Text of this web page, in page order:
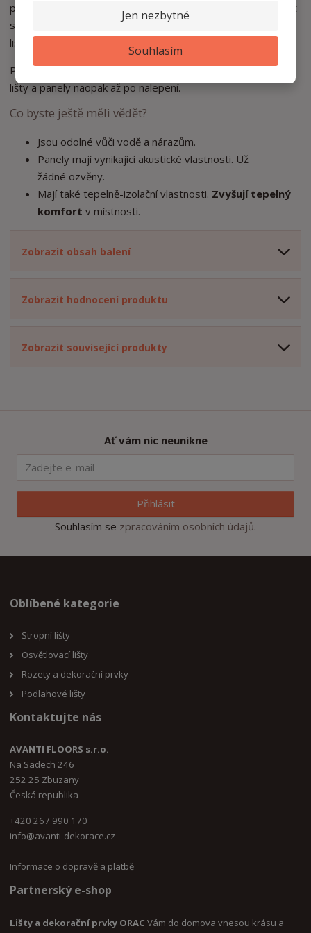
Jen nezbytné
Souhlasím
podobnou instalací nemáte zkušenosti, doporučujeme využít
služby odborníka, který si poradí nejen s nalepením panelů a
lišt, ale také s jejich nařezáním do správných úhlů.
Podlahové a lemovací lišty natírejte před instalací, stropní
lišty a panely naopak až po nalepení.
Co byste ještě měli vědět?
Jsou odolné vůči vodě a nárazům.
Panely mají vynikající akustické vlastnosti. Už
žádné ozvěny.
Mají také tepelně-izolační vlastnosti. Zvyšují tepelný
komfort v místnosti.
Zobrazit obsah balení
Zobrazit hodnocení produktu
Zobrazit související produkty
Ať vám nic neunikne
Přihlásit
Souhlasím se zpracováním osobních údajů.
Oblíbené kategorie
Stropní lišty
Osvětlovací lišty
Rozety a dekorační prvky
Podlahové lišty
Kontaktujte nás
AVANTI FLOORS s.r.o.
Na Sadech 246
252 25 Zbuzany
Česká republika
+420 267 990 170
info@avanti-dekorace.cz
Informace o dopravě a platbě
Partnerský e-shop
Lišty a dekorační prvky ORAC Vám do domova vnesou krásu a